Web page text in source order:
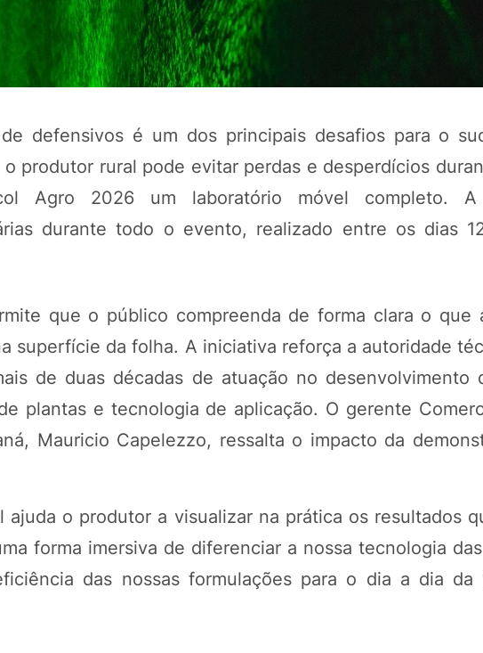
defensivos é um dos principais desafios para o
o produtor rural pode evitar perdas e desperdícios
Agro 2026 um laboratório móvel completo. A
durante todo o evento, realizado entre os dias
que o público compreenda de forma clara o que
superfície da folha. A iniciativa reforça a autoridade
de duas décadas de atuação no desenvolvimento
plantas e tecnologia de aplicação. O gerente
Mauricio Capelezzo, ressalta o impacto da
ajuda o produtor a visualizar na prática os resultados
forma imersiva de diferenciar a nossa tecnologia
das nossas formulações para o dia a dia da